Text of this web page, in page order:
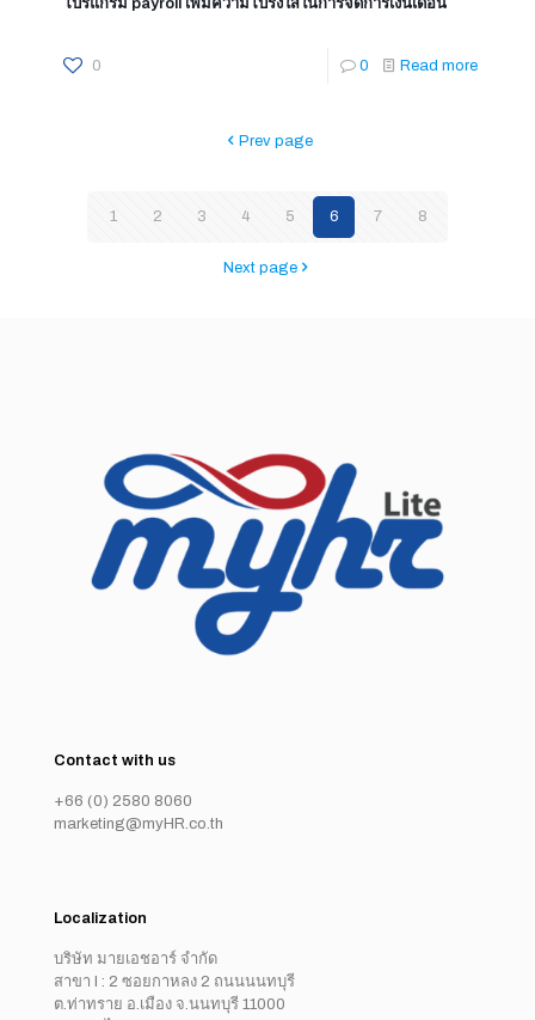
0 0 Read more
Prev page
1 2 3 4 5 6 7 8
Next page
Contact with us
+66 (0) 2580 8060
marketing@myHR.co.th
Localization
บริษัท มายเอชอาร์ จำกัด
สาขา I : 2 ซอยกาหลง 2 ถนนนนทบุรี
ต.ท่าทราย อ.เมือง จ.นนทบุรี 11000